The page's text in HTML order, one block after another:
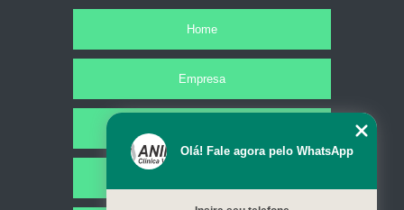
Home
Empresa
Olá! Fale agora pelo WhatsApp